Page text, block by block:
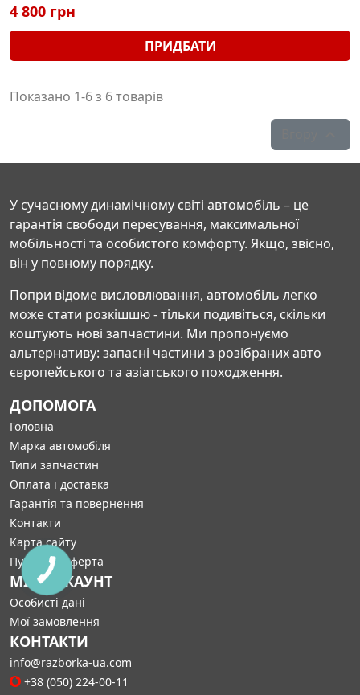
4 800 грн
ПРИДБАТИ
Показано 1-6 з 6 товарів
У сучасному динамічному світі автомобіль – це
гарантія свободи пересування, максимальної
мобільності та особистого комфорту. Якщо, звісно,
він у повному порядку.
Попри відоме висловлювання, автомобіль легко
може стати розкішшю - тільки подивіться, скільки
коштують нові запчастини. Ми пропонуємо
альтернативу: запасні частини з розібраних авто
європейського та азіатського походження.
ДОПОМОГА
Головна
Марка автомобіля
Типи запчастин
Оплата і доставка
Гарантія та повернення
Контакти
Карта сайту
Публічна оферта
МІЙ АККАУНТ
Особисті дані
Мої замовлення
КОНТАКТИ
info@razborka-ua.com
+38 (050) 224-00-11